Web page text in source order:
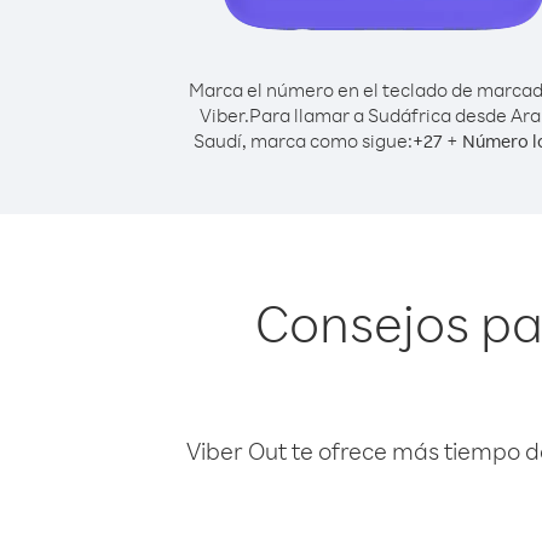
Marca el número en el teclado de
Viber.Para llamar a Sudáfrica desde
Saudí, marca como sigue:+27 + Número
Consejos
Viber Out te ofrece más tiempo